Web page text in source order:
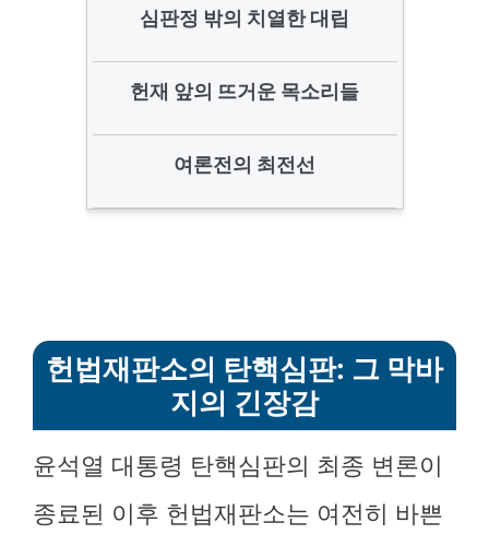
심판정 밖의 치열한 대립
헌재 앞의 뜨거운 목소리들
여론전의 최전선
헌법재판소의 탄핵심판: 그 막바
지의 긴장감
윤석열 대통령 탄핵심판의 최종 변론이
종료된 이후 헌법재판소는 여전히 바쁜